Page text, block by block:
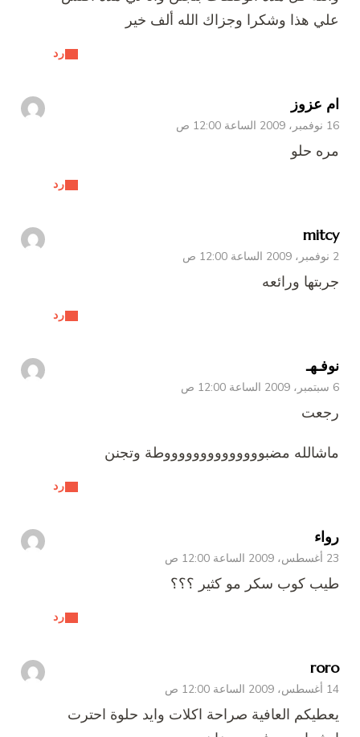
رد
علي هذا وشكرا وجزاك الله ألف خير
ام عزوز
16 نوفمبر، 2009 الساعة 12:00 ص
رد
مره حلو
mitcy
2 نوفمبر، 2009 الساعة 12:00 ص
رد
جربتها ورائعه
نوفـهـ
6 سبتمبر، 2009 الساعة 12:00 ص
رد
رجعت
ماشالله مضبووووووووووووووطة وتجنن
رواء
23 أغسطس، 2009 الساعة 12:00 ص
رد
طيب كوب سكر مو كثير ؟؟؟
roro
14 أغسطس، 2009 الساعة 12:00 ص
يعطيكم العافية صراحة اكلات وايد حلوة احترت